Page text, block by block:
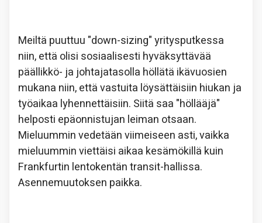
Meiltä puuttuu "down-sizing" yritysputkessa
niin, että olisi sosiaalisesti hyväksyttävää
päällikkö- ja johtajatasolla höllätä ikävuosien
mukana niin, että vastuita löysättäisiin hiukan ja
työaikaa lyhennettäisiin. Siitä saa "höllääjä"
helposti epäonnistujan leiman otsaan.
Mieluummin vedetään viimeiseen asti, vaikka
mieluummin viettäisi aikaa kesämökillä kuin
Frankfurtin lentokentän transit-hallissa.
Asennemuutoksen paikka.